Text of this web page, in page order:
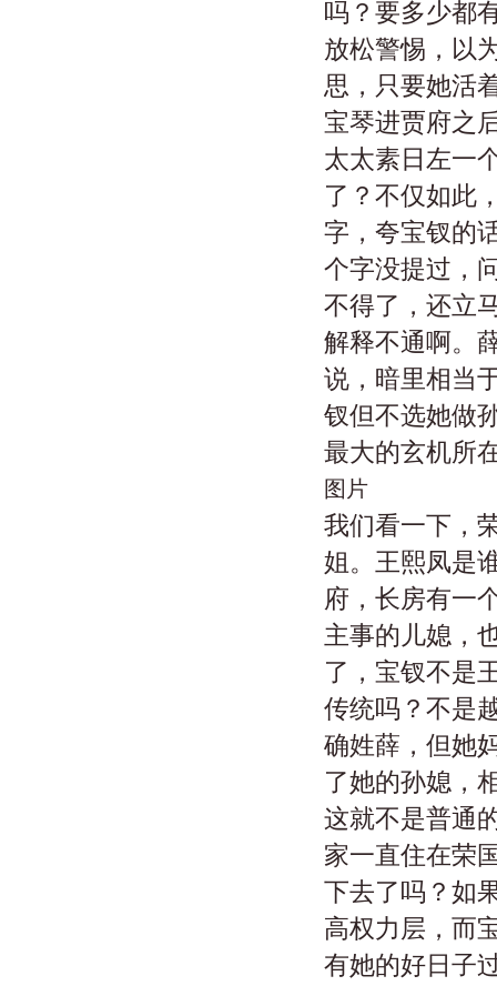
吗？要多少都
放松警惕，以
思，只要她活
宝琴进贾府之
太太素日左一
了？不仅如此
字，夸宝钗的
个字没提过，
不得了，还立
解释不通啊。
说，暗里相当
钗但不选她做
最大的玄机所
图片
我们看一下，
姐。王熙凤是
府，长房有一
主事的儿媳，
了，宝钗不是
传统吗？不是
确姓薛，但她
了她的孙媳，
这就不是普通
家一直住在荣
下去了吗？如
高权力层，而
有她的好日子